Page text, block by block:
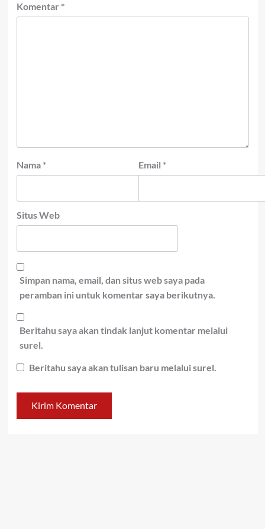
Komentar *
Nama * Email *
Situs Web
Simpan nama, email, dan situs web saya pada
peramban ini untuk komentar saya berikutnya.
Beritahu saya akan tindak lanjut komentar melalui
surel.
Beritahu saya akan tulisan baru melalui surel.